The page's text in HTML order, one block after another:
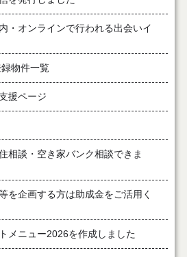
・オンラインで行われる出会いイ
物件一覧
援ページ
相談・空き家バンク相談できま
を企画する方は助成金をご活用く
メニュー2026を作成しました